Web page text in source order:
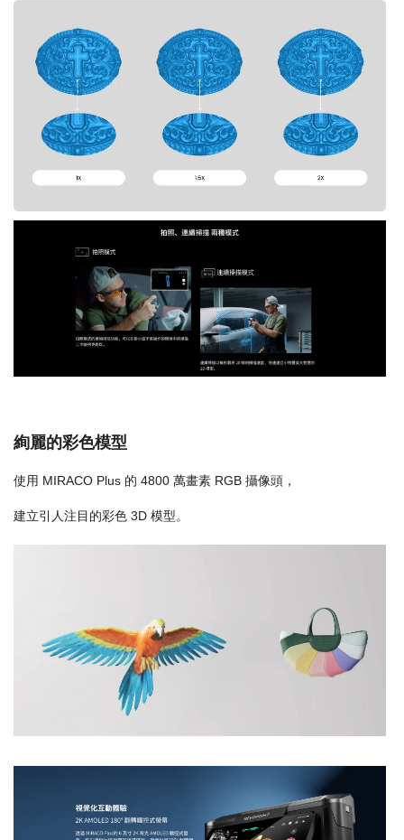
絢麗的彩色模型
使用 MIRACO Plus 的 4800 萬畫素 RGB 攝像頭，
建立引人注目的彩色 3D 模型。